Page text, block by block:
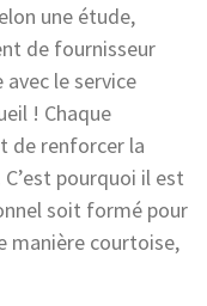
une étude,
de fournisseur
le service
! Chaque
de renforcer la
pourquoi il est
soit formé pour
manière courtoise,